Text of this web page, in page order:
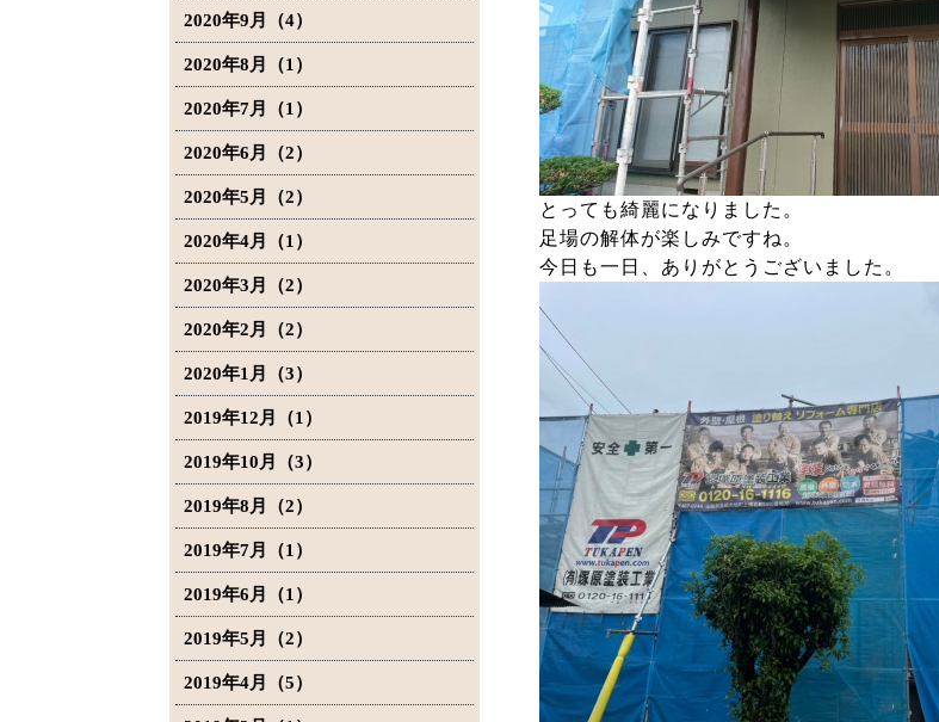
2020年9月（4）
2020年8月（1）
2020年7月（1）
2020年6月（2）
2020年5月（2）
2020年4月（1）
2020年3月（2）
2020年2月（2）
2020年1月（3）
2019年12月（1）
2019年10月（3）
2019年8月（2）
2019年7月（1）
2019年6月（1）
2019年5月（2）
2019年4月（5）
とっても綺麗になりました。
足場の解体が楽しみですね。
今日も一日、ありがとうございました。